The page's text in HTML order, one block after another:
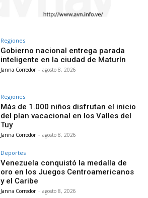
Regiones
Gobierno nacional entrega parada
inteligente en la ciudad de Maturín
Janna Corredor - agosto 8, 2026
Regiones
Más de 1.000 niños disfrutan el inicio
del plan vacacional en los Valles del
Tuy
Janna Corredor - agosto 8, 2026
Deportes
Venezuela conquistó la medalla de
oro en los Juegos Centroamericanos
y el Caribe
Janna Corredor - agosto 8, 2026